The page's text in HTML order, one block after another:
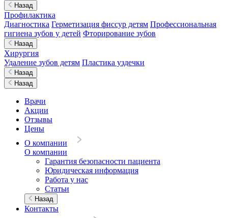
Назад
Профилактика
Диагностика Герметизация фиссур детям Профессиональная
гигиена зубов у детей Фторирование зубов
Назад
Хирургия
Удаление зубов детям Пластика уздечки
Назад
Назад
Врачи
Акции
Отзывы
Цены
О компании
О компании
Гарантия безопасности пациента
Юридическая информация
Работа у нас
Статьи
Назад
Контакты